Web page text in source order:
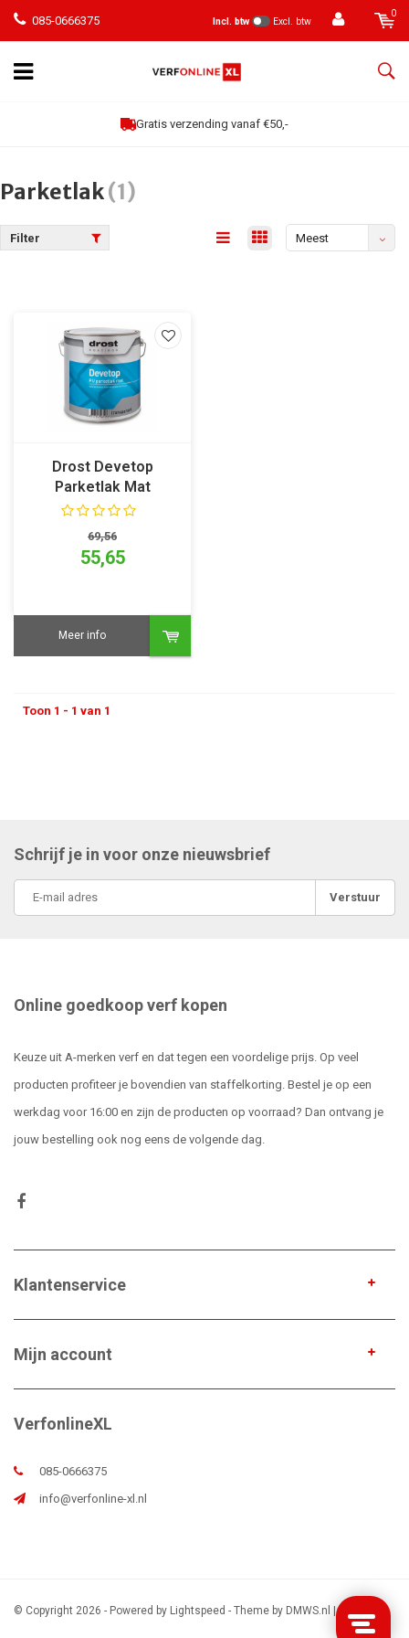
085-0666375 Incl. btw Excl. btw
0
Gratis verzending vanaf €50,-
Parketlak(1)
Filter
Meest
Drost Devetop
Parketlak Mat
69,56
55,65
Meer info
Toon 1 - 1 van 1
Schrijf je in voor onze nieuwsbrief
Verstuur
Online goedkoop verf kopen
Keuze uit A-merken verf en dat tegen een voordelige prijs. Op veel
producten profiteer je bovendien van staffelkorting. Bestel je op een
werkdag voor 16:00 en zijn de producten op voorraad? Dan ontvang je
jouw bestelling ook nog eens de volgende dag.
Klantenservice
Mijn account
VerfonlineXL
085-0666375
info@verfonline-xl.nl
© Copyright 2026 - Powered by Lightspeed - Theme by DMWS.nl |Sitemap